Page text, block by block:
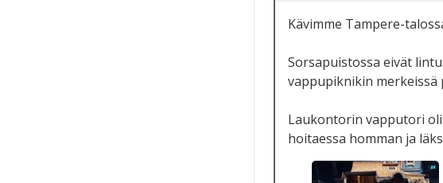
Kävimme Tampere-
Sorsapuistossa eivät
vappupiknikin merkeissä
Laukontorin vapputori
hoitaessa homman ja